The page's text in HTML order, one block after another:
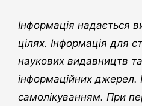
Інформація надається
цілях. Інформація для
наукових видавництв
інформаційних джерел.
самолікуванням. При